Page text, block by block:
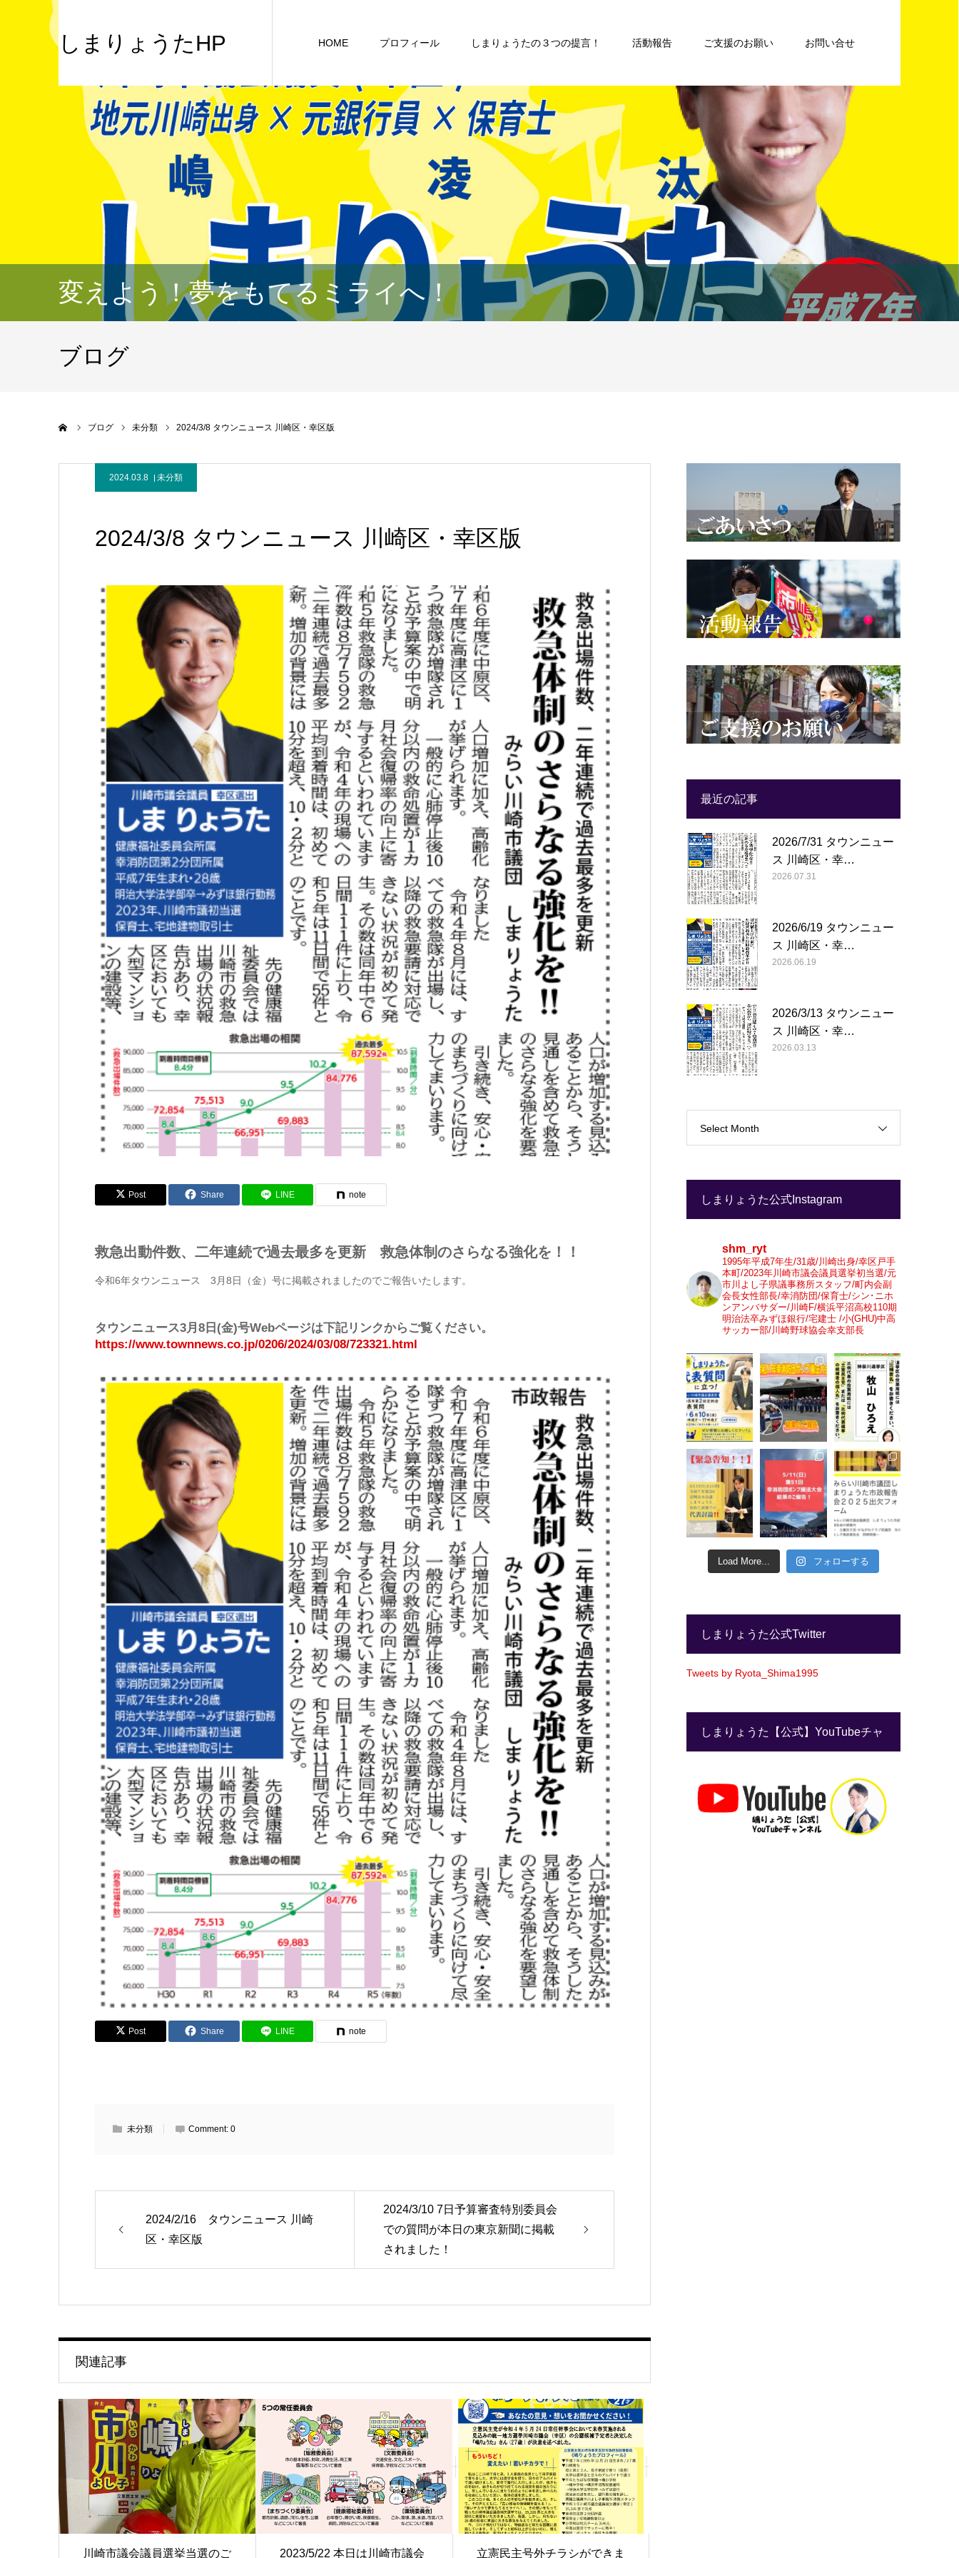
しまりょうたHP HOME プロフィール しまりょうたの３つの提言！ 活動報告 ご支援のお願い お問い合せ
変えよう！夢をもてるミライへ！
ブログ
ブログ 未分類 2024/3/8 タウンニュース 川崎区・幸区版
2024.03.8 未分類
2024/3/8 タウンニュース 川崎区・幸区版
Post Share LINE note
救急出動件数、二年連続で過去最多を更新 救急体制のさらなる強化を！！
令和6年タウンニュース 3月8日（金）号に掲載されましたのでご報告いたします。
タウンニュース3月8日(金)号Webページは下記リンクからご覧ください。
https://www.townnews.co.jp/0206/2024/03/08/723321.html
Post Share LINE note
未分類 Comment: 0
2024/2/16 タウンニュース 川崎
区・幸区版
2024/3/10 7日予算審査特別委員会
での質問が本日の東京新聞に掲載
されました！
関連記事
川崎市議会議員選挙当選のご 2023/5/22 本日は川崎市議会 立憲民主号外チラシができま
最近の記事
2026/7/31 タウンニュー
ス 川崎区・幸…
2026.07.31
2026/6/19 タウンニュー
ス 川崎区・幸…
2026.06.19
2026/3/13 タウンニュー
ス 川崎区・幸…
2026.03.13
Select Month
しまりょうた公式Instagram
shm_ryt
1995年平成7年生/31歳/川崎出身/幸区戸手
本町/2023年川崎市議会議員選挙初当選/元
市川よし子県議事務所スタッフ/町内会副
会長女性部長/幸消防団/保育士/シン･ニホ
ンアンバサダー/川崎F/横浜平沼高校110期
明治法卒みずほ銀行/宅建士 /小(GHU)中高
サッカー部/川崎野球協会幸支部長
Load More... フォローする
しまりょうた公式Twitter
Tweets by Ryota_Shima1995
しまりょうた【公式】YouTubeチャ